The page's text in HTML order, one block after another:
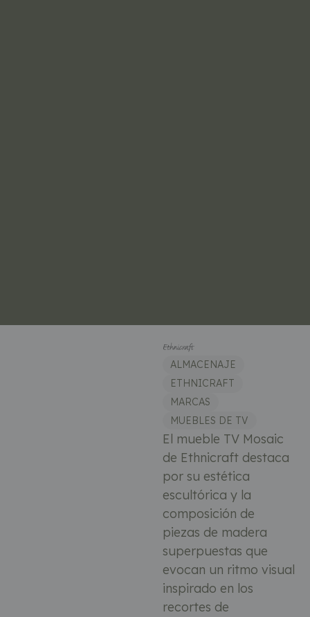
ALMACENAJE
ETHNICRAFT
MARCAS
MUEBLES DE TV
El mueble TV Mosaic
de Ethnicraft destaca
por su estética
escultórica y la
composición de
piezas de madera
superpuestas que
evocan un ritmo visual
inspirado en los
recortes de